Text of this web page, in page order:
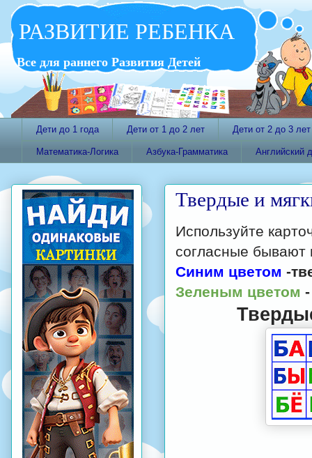
РАЗВИТИЕ РЕБЕНКА
Все для раннего Развития Детей
Дети до 1 года Дети от 1 до 2 лет Дети от 2 до 3 лет
Математика-Логика Азбука-Грамматика Английский
Твердые и
Используйте
согласные бывают
Синим цветом -
Зеленым цветом